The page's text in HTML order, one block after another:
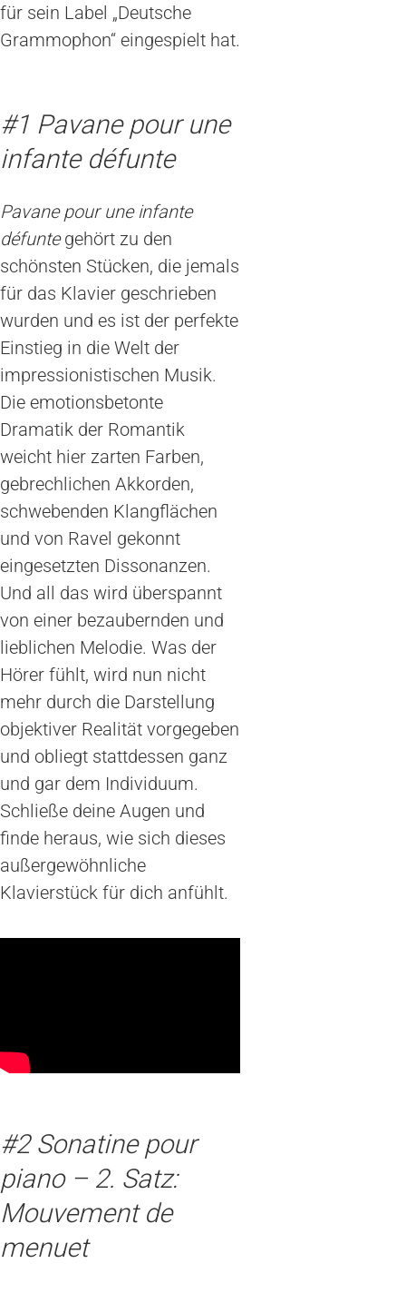
für sein Label „Deutsche
Grammophon“ eingespielt hat.
#1 Pavane pour une
infante défunte
Pavane pour une infante
défuntegehört zu den
schönsten Stücken, die jemals
für das Klavier geschrieben
wurden und es ist der perfekte
Einstieg in die Welt der
impressionistischen Musik.
Die emotionsbetonte
Dramatik der Romantik
weicht hier zarten Farben,
gebrechlichen Akkorden,
schwebenden Klangflächen
und von Ravel gekonnt
eingesetzten Dissonanzen.
Und all das wird überspannt
von einer bezaubernden und
lieblichen Melodie. Was der
Hörer fühlt, wird nun nicht
mehr durch die Darstellung
objektiver Realität vorgegeben
und obliegt stattdessen ganz
und gar dem Individuum.
Schließe deine Augen und
finde heraus, wie sich dieses
außergewöhnliche
Klavierstück für dich anfühlt.
#2 Sonatine pour
piano – 2. Satz:
Mouvement de
menuet